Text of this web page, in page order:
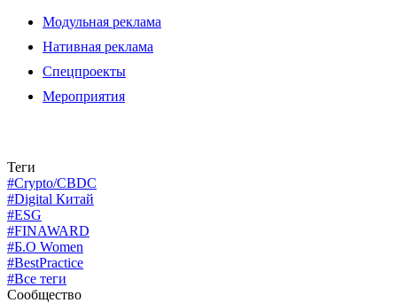
Модульная реклама
Нативная реклама
Спецпроекты
Мероприятия
Теги
#Crypto/CBDC
#Digital Китай
#ESG
#FINAWARD
#Б.О Women
#BestPractice
#Все теги
Сообщество